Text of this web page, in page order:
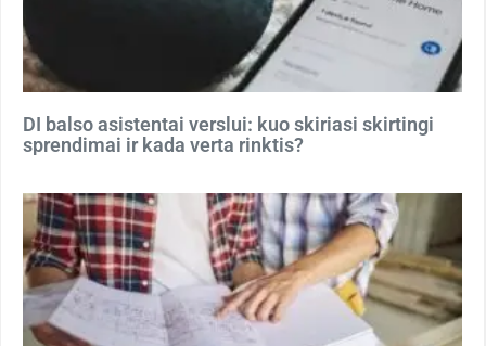
DI balso asistentai verslui: kuo skiriasi skirtingi
sprendimai ir kada verta rinktis?